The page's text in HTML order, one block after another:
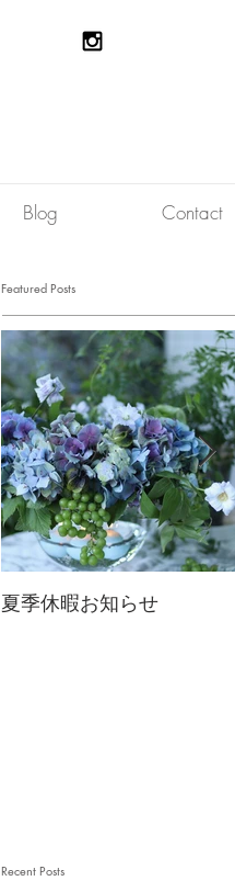
Blog Contact
Featured Posts
夏季休暇お知らせ
Recent Posts